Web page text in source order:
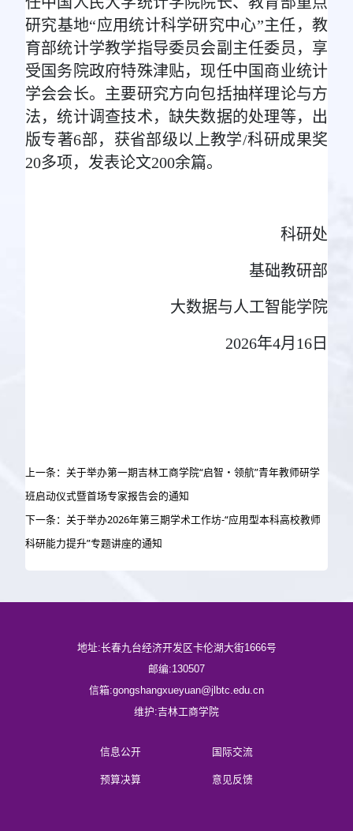
研究基地“应用统计科学研究中心”主任，教
育部统计学教学指导委员会副主任委员，享
受国务院政府特殊津贴，现任中国商业统计
学会会长。主要研究方向包括抽样理论与方
法，统计调查技术，缺失数据的处理等，出
版专著6部，获省部级以上教学/科研成果奖
20多项，发表论文200余篇。
科研处
基础教研部
大数据与人工智能学院
2026年4月16日
上一条：关于举办第一期吉林工商学院“启智・领航”青年教师研学
班启动仪式暨首场专家报告会的通知
下一条：关于举办2026年第三期学术工作坊-“应用型本科高校教师
科研能力提升”专题讲座的通知
地址:长春九台经济开发区卡伦湖大街1666号
邮编:130507
信箱:gongshangxueyuan@jlbtc.edu.cn
维护:吉林工商学院
信息公开 国际交流
预算决算 意见反馈